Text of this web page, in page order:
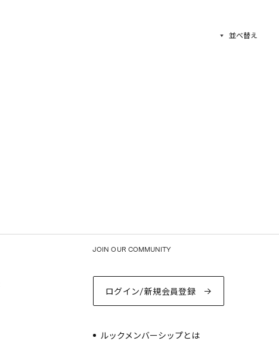
並べ替え
JOIN OUR COMMUNITY
ログイン/新規会員登録
ルックメンバーシップとは